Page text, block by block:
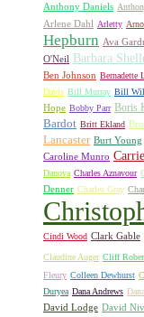
Anthony Daniels
Arlene Dahl Arletty
Hepburn Ava
O'Neil
Barbara
Ben Johnson Bernadette
Davis Bill Murray Bill
Hope Bobby Parr Boris
Bardot Britt Ekland
Lancaster Burt Young
Caroline Munro
Danova Charles Aznavour
Denner Charles Gray
Cindi Wood Clark Gable
Claudine Auger Cliff
Fleury Colleen Dewhurst
Duryea Dana Andrews
David Lodge David